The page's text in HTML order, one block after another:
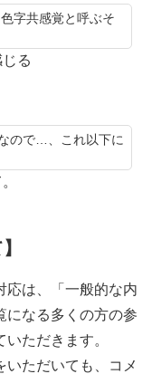
字共感覚と呼ぶそ
る
ので…、これ以下に
応は、「一般的な内
になる多くの方の参
ただきます。
いただいても、コメ